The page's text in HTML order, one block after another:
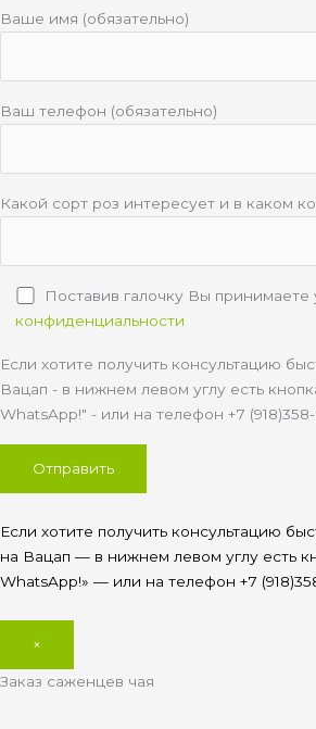
Ваше имя (обязательно)
Ваш телефон (обязательно)
Какой сорт роз интересует и в каком
Поставив галочку Вы принимаете
конфиденциальности
Если хотите получить консультацию
Вацап - в нижнем левом углу есть
WhatsApp!" - или на телефон +7 (918)358-
Если хотите получить консультацию
на Вацап — в нижнем левом углу есть
WhatsApp!» — или на телефон +7
×
Заказ саженцев чая